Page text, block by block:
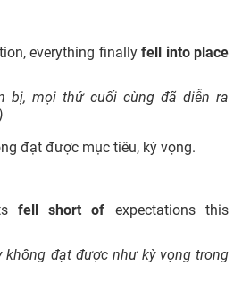
everything finally fell into place
bị, mọi thứ cuối cùng đã diễn ra
đạt được mục tiêu, kỳ vọng.
fell short of expectations this
không đạt được như kỳ vọng trong